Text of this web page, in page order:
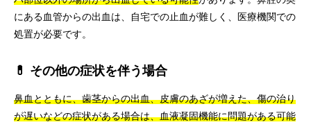
にある血管からの出血は、自宅での止血が難しく、医療機関での
処置が必要です。
💊 その他の症状を伴う場合
鼻血とともに、歯茎からの出血、皮膚のあざが増えた、傷の治り
が遅いなどの症状がある場合は、血液凝固機能に問題がある可能